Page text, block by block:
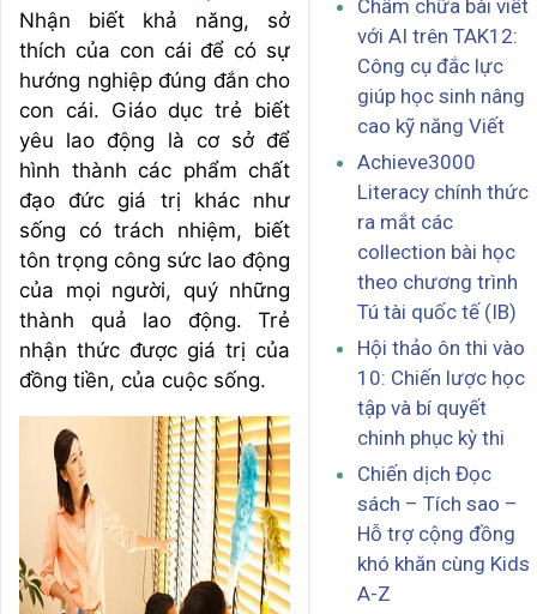
Nhận biết khả năng, sở
thích của con cái để có sự
hướng nghiệp đúng đắn cho
con cái. Giáo dục trẻ biết
yêu lao động là cơ sở để
hình thành các phẩm chất
đạo đức giá trị khác như
sống có trách nhiệm, biết
tôn trọng công sức lao động
của mọi người, quý những
thành quả lao động. Trẻ
nhận thức được giá trị của
đồng tiền, của cuộc sống.
Chấm chữa bài viết
với AI trên TAK12:
Công cụ đắc lực
giúp học sinh nâng
cao kỹ năng Viết
Achieve3000
Literacy chính thức
ra mắt các
collection bài học
theo chương trình
Tú tài quốc tế (IB)
Hội thảo ôn thi vào
10: Chiến lược học
tập và bí quyết
chinh phục kỳ thi
Chiến dịch Đọc
sách – Tích sao –
Hỗ trợ cộng đồng
khó khăn cùng Kids
A-Z